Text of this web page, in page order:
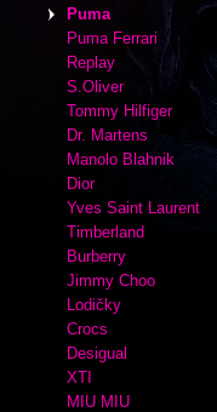
Puma
Puma Ferrari
Replay
S.Oliver
Tommy Hilfiger
Dr. Martens
Manolo Blahnik
Dior
Yves Saint Laurent
Timberland
Burberry
Jimmy Choo
Lodičky
Crocs
Desigual
XTI
MIU MIU